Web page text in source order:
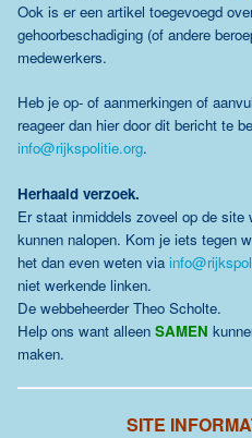
Ook is er een artikel toegevoegd
gehoorbeschadiging (of andere
medewerkers.
Heb je op- of aanmerkingen of
reageer dan hier door dit bericht te
info@rijkspolitie.org.
Herhaald verzoek.
Er staat inmiddels zoveel op de site
kunnen nalopen. Kom je iets tegen
het dan even weten via
niet werkende linken.
De webbeheerder Theo Scholte.
Help ons want alleen SAMEN
maken.
SITE